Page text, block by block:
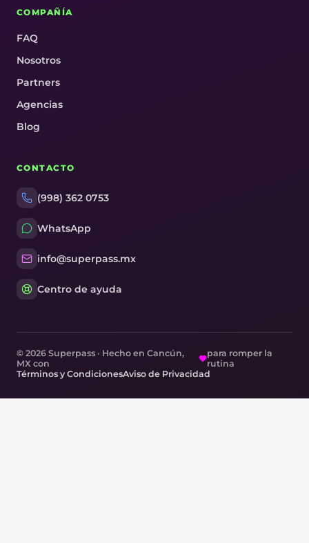
COMPAÑÍA
FAQ
Nosotros
Partners
Agencias
Blog
CONTACTO
(998) 362 0753
WhatsApp
info@superpass.mx
Centro de ayuda
© 2026 Superpass · Hecho en Cancún,
MX con
para romper la
rutina
Términos y CondicionesAviso de Privacidad